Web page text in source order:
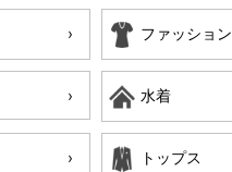
ファッション
水着
トップス